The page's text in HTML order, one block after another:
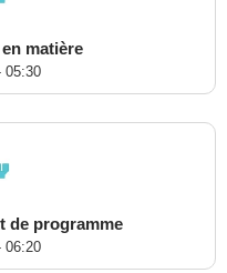
matière
05:30
de programme
06:20